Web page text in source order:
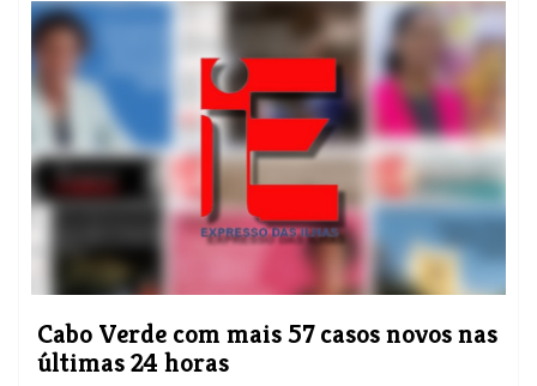
Cabo Verde com mais 57 casos novos nas
últimas 24 horas